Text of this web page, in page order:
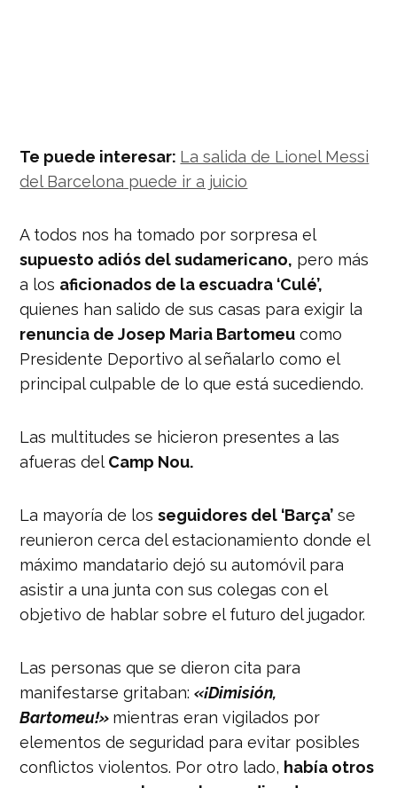
Te puede interesar: La salida de Lionel Messi
del Barcelona puede ir a juicio
A todos nos ha tomado por sorpresa el
supuesto adiós del sudamericano, pero más
a los aficionados de la escuadra ‘Culé’,
quienes han salido de sus casas para exigir la
renuncia de Josep Maria Bartomeu como
Presidente Deportivo al señalarlo como el
principal culpable de lo que está sucediendo.
Las multitudes se hicieron presentes a las
afueras del Camp Nou.
La mayoría de losseguidores del ‘Barça’ se
reunieron cerca del estacionamiento donde el
máximo mandatario dejó su automóvil para
asistir a una junta con sus colegas con el
objetivo de hablar sobre el futuro del jugador.
Las personas que se dieron cita para
manifestarse gritaban:«¡Dimisión,
Bartomeu!» mientras eran vigilados por
elementos de seguridad para evitar posibles
conflictos violentos. Por otro lado, había otros